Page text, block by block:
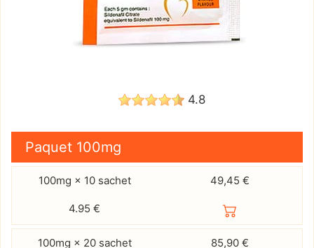
4.8
Paquet 100mg
100mg × 10 sachet 49,45 €
4.95 €
100mg × 20 sachet 85,90 €